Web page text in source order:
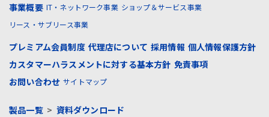
事業概要 IT・ネットワーク事業 ショップ＆サービス事業
リース・サブリース事業
プレミアム会員制度 代理店について 採用情報 個人情報保護方針
カスタマーハラスメントに対する基本方針 免責事項
お問い合わせ サイトマップ
製品一覧> 資料ダウンロード